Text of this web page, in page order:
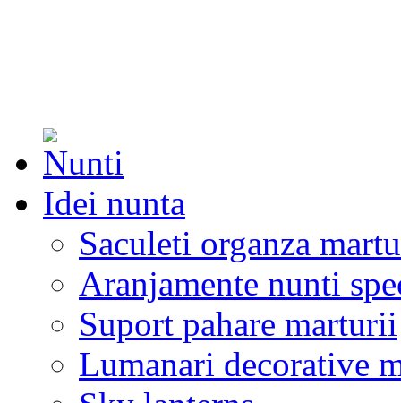
Idei nunta
Saculeti organza
Aranjamente nunti
Suport pahare marturii
Lumanari decorative